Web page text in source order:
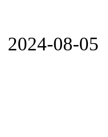
2024-08-05